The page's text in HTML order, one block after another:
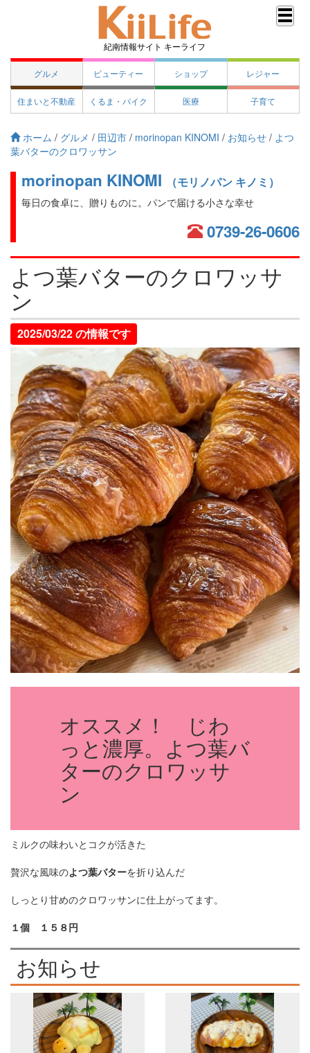
紀南情報サイト キーライフ
グルメ ビューティー ショップ レジャー
住まいと不動産 くるま・バイク 医療 子育て
ホーム / グルメ / 田辺市 / morinopan KINOMI / お知らせ / よつ
葉バターのクロワッサン
morinopan KINOMI （モリノパン キノミ）
毎日の食卓に、贈りものに。パンで届ける小さな幸せ
0739-26-0606
よつ葉バターのクロワッサ
ン
2025/03/22 の情報です
オススメ！ じわ
っと濃厚。よつ葉バ
ターのクロワッサ
ン
ミルクの味わいとコクが活きた
贅沢な風味のよつ葉バターを折り込んだ
しっとり甘めのクロワッサンに仕上がってます。
１個 １５８円
お知らせ